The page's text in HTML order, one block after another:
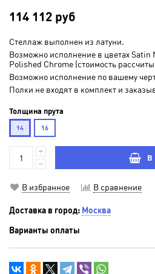
114 112 руб
Стеллаж выполнен из латуни.
Возможно исполнение в цветах Satin
Polished Chrome (стоимость
Возможно исполнение по вашему
Полки не входят в комплект и
Толщина прута
14 16
В
В избранное В сравнение
Доставка в город: Москва
Варианты оплаты